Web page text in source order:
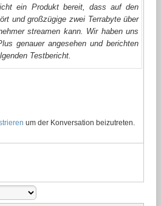
ein Produkt bereit, dass auf den
und großzügige zwei Terrabyte über
streamen kann. Wir haben uns
genauer angesehen und berichten
Testbericht.
um der Konversation beizutreten.